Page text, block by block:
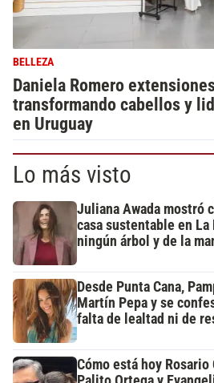
BELLEZA
Daniela Romero
transformando cabellos y
en Uruguay
Lo más visto
Juliana Awada mostró
casa sustentable en
ningún árbol y de la
Desde Punta Cana,
Martín Pepa y se
falta de lealtad ni de
Cómo está hoy